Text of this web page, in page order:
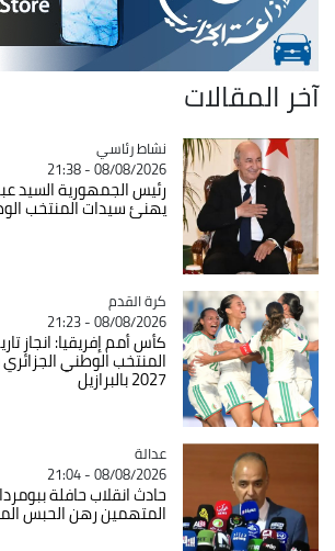
آخر المقالات
Catégorie
نشاط رئاسي
08/08/2026 - 21:38
رئيس الجمهورية السيد عبد
يهنئ سيدات المنتخب
Catégorie
كرة القدم
08/08/2026 - 21:23
كأس أمم إفريقيا: انجاز
المنتخب الوطني الجزائري
2027 بالبرازيل
Catégorie
عدالة
08/08/2026 - 21:04
حادث انقلاب حافلة
المتهمين رهن الحبس